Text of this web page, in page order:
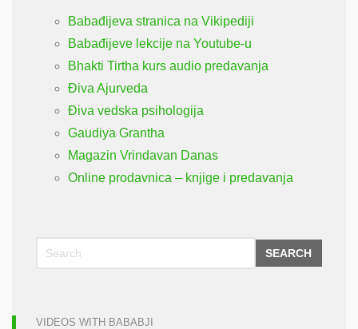
Babađijeva stranica na Vikipediji
Babađijeve lekcije na Youtube-u
Bhakti Tirtha kurs audio predavanja
Điva Ajurveda
Điva vedska psihologija
Gaudiya Grantha
Magazin Vrindavan Danas
Online prodavnica – knjige i predavanja
SEARCH
VIDEOS WITH BABABJI